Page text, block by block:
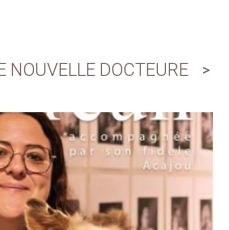
NOUVELLE DOCTEURE